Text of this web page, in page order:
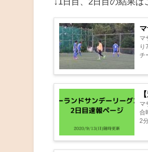
マ
り
チ
マ
合時
2